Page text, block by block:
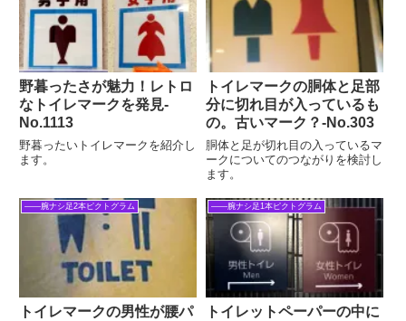
野暮ったさが魅力！レトロ
なトイレマークを発見‐
No.1113
野暮ったいトイレマークを紹介し
ます。
トイレマークの胴体と足部
分に切れ目が入っているも
の。古いマーク？‐No.303
胴体と足が切れ目の入っているマ
ークについてのつながりを検討し
ます。
――腕ナシ足2本ピクトグラム
トイレマークの男性が腰パ
――腕ナシ足1本ピクトグラム
トイレットペーパーの中に